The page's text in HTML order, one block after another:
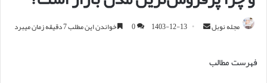
مجله نوبل 1403-12-13
0 خواندن این مطلب 7 دقیقه زمان میبرد
فهرست مطالب